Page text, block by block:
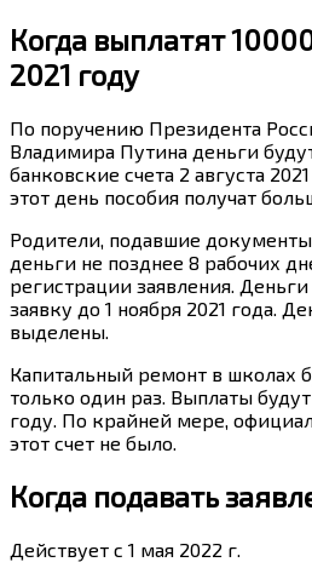
Когда выплатят
2021 году
По поручению Президента
Владимира Путина деньги
банковские счета 2 августа
этот день пособия получат
Родители, подавшие документы
деньги не позднее 8 рабочих
регистрации заявления.
заявку до 1 ноября 2021 года.
выделены.
Капитальный ремонт в школах
только один раз. Выплаты
году. По крайней мере,
этот счет не было.
Когда подавать
Действует с 1 мая 2022 г.